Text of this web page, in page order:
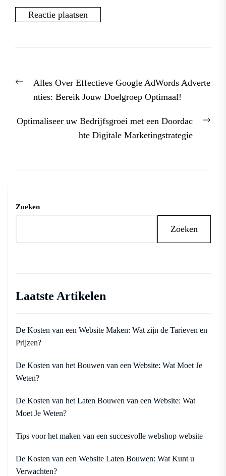
PreviousAlles Over Effectieve Google AdWords Adverte
nties: Bereik Jouw Doelgroep Optimaal!
Optimaliseer uw Bedrijfsgroei met een Doordac
hte Digitale Marketingstrategie
Zoeken
Zoeken
Laatste Artikelen
De Kosten van een Website Maken: Wat zijn de Tarieven en
Prijzen?
De Kosten van het Bouwen van een Website: Wat Moet Je
Weten?
De Kosten van het Laten Bouwen van een Website: Wat
Moet Je Weten?
Tips voor het maken van een succesvolle webshop website
De Kosten van een Website Laten Bouwen: Wat Kunt u
Verwachten?